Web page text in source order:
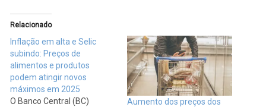
Relacionado
Inflação em alta e Selic
subindo: Preços de
alimentos e produtos
podem atingir novos
máximos em 2025
O Banco Central (BC)
Aumento dos preços dos